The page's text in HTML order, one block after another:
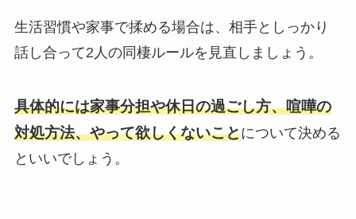
生活習慣や家事で揉める場合は、相手としっかり
話し合って2人の同棲ルールを見直しましょう。
具体的には家事分担や休日の過ごし方、喧嘩の
対処方法、やって欲しくないことについて決める
といいでしょう。